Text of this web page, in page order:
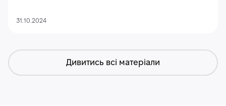
31.10.2024
Дивитись всі матеріали